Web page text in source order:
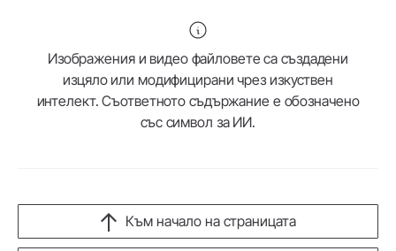
Изображения и видео файловете са създадени
изцяло или модифицирани чрез изкуствен
интелект. Съответното съдържание е обозначено
със символ за ИИ.
Към начало на страницата